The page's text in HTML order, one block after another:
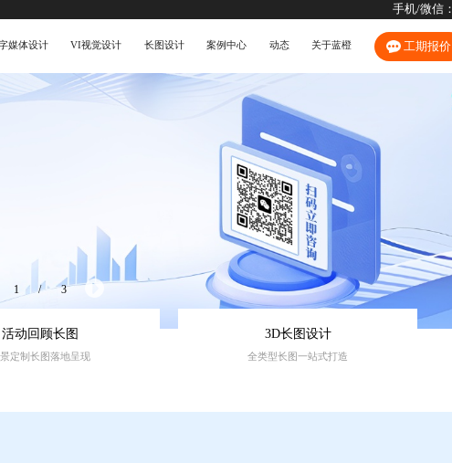
手机/微信：
媒体设计 VI视觉设计 长图设计 案例中心 动态 关于蓝橙 工期报价
2 / 3
活动回顾长图
定制长图落地呈现
3D长图设计
全类型长图一站式打造